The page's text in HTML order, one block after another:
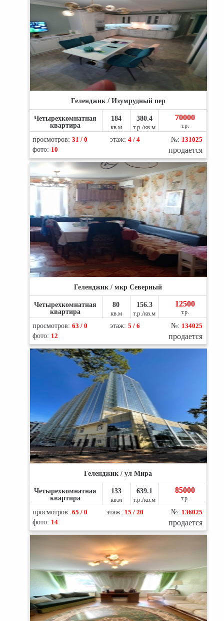
Геленджик / Изумрудный пер
Четырехкомнатная
квартира
184
кв.м
380.4
т.р./кв.м
70000
т.р.
просмотров:31 / 0 этаж:4 / 4 №: 131025
фото: 10 продается
Геленджик / мкр Северный
Четырехкомнатная
квартира
80
кв.м
156.3
т.р./кв.м
12500
т.р.
просмотров:63 / 0 этаж:5 / 6 №: 134025
фото: 12 продается
Геленджик / ул Мира
Четырехкомнатная
квартира
133
кв.м
639.1
т.р./кв.м
85000
т.р.
просмотров:65 / 0 этаж: 15 / 20 №: 136025
фото: 14 продается